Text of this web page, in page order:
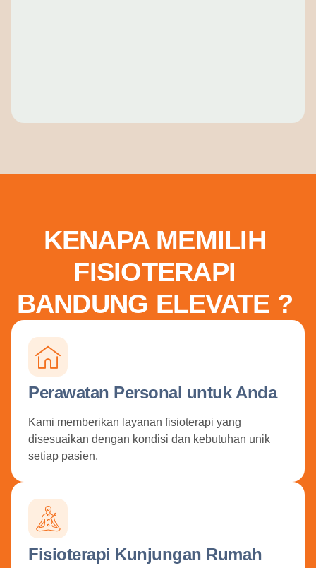
KENAPA MEMILIH
FISIOTERAPI
BANDUNG ELEVATE ?
Perawatan Personal untuk Anda
Kami memberikan layanan fisioterapi yang
disesuaikan dengan kondisi dan kebutuhan unik
setiap pasien.
Fisioterapi Kunjungan Rumah